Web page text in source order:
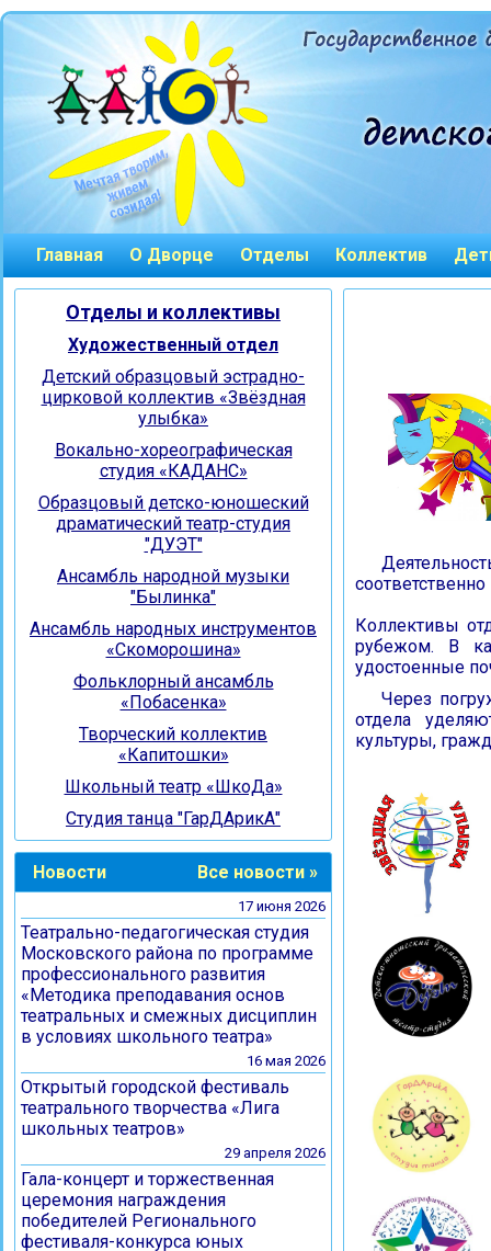
Главная О Дворце Отделы Коллектив
Отделы и коллективы
Художественный отдел
Детский образцовый эстрадно-
цирковой коллектив «Звёздная
улыбка»
Вокально-хореографическая
студия «КАДАНС»
Образцовый детско-юношеский
драматический театр-студия
"ДУЭТ"
Ансамбль народной музыки
"Былинка"
Ансамбль народных инструментов
«Скоморошина»
Фольклорный ансамбль
«Побасенка»
Творческий коллектив
«Капитошки»
Школьный театр «ШкоДа»
Студия танца "ГарДАрикА"
Новости Все новости »
17 июня 2026
Театрально-педагогическая студия
Московского района по программе
профессионального развития
«Методика преподавания основ
театральных и смежных дисциплин
в условиях школьного театра»
16 мaя 2026
Открытый городской фестиваль
театрального творчества «Лига
школьных театров»
29 апреля 2026
Гала-концерт и торжественная
церемония награждения
победителей Регионального
фестиваля-конкурса юных
Коллективы
рубежом. В
удостоенные
Через
отдела
культуры,